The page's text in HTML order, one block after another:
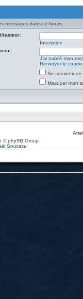
messages dans ce forum.
Inscription
J’ai oublié mon
Renvoyer le
Se souvenir de
Masquer mon
© phpBB Group
Soucaze